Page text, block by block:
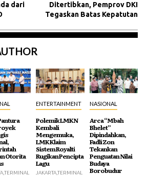
dari
Ditertibkan, Pemprov DKI
Tegaskan Batas Kepatutan
Otorita
ENTERTAINMENT
Polemik LMKN
Kembali
Mengemuka,
LMK Klaim
Sistem Royalti
Rugikan Pencipta
Lagu
JAKARTA,TERMINAL
NASIONAL
Arca “Mbah
Bhelet”
Dipindahkan,
Fadli Zon
Tekankan
Penguatan Nilai
Budaya
Borobudur